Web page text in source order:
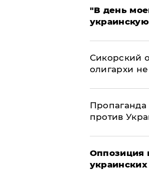
​"В день
Сикорский
олигархи
против
Оппозиция